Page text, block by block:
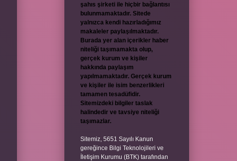
şahıs şirketi ile hiçbir bağlantısı
bulunmamaktadır. Sitede
yalnızca kendi hazırladığımız
makaleler paylaşılmaktadır.
Burada yer alan içerikler haber
niteliği taşımamakta olup,
gerçek kurum ve kişiler
hakkında paylaşım
yapılmamaktadır. Gerçek kurum
ve kişiler ile isim benzerlikleri
tamamen tesadüfidir.
Sitemizdeki bilgiler taslak
halindedir ve tavsiye niteliği
taşımazlar.
Sitemiz, 5651 Sayılı Kanun
gereğince Bilgi Teknolojileri ve
İletişim Kurumu (BTK) tarafından